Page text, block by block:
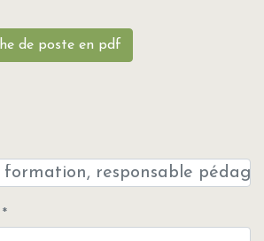
de poste en pdf
*